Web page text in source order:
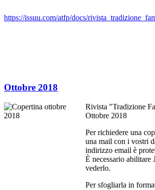
https://issuu.com/atfp/docs/
Ottobre 2018
Rivista "Tradizione
Ottobre 2018
Per richiedere una
una mail con i vostri
indirizzo email è
È necessario abilitare
vederlo.
Per sfogliarla in